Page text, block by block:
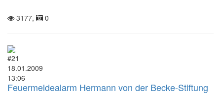
3177, 0
#21
18.01.2009
13:06
Feuermeldealarm Hermann von der Becke-Stiftung